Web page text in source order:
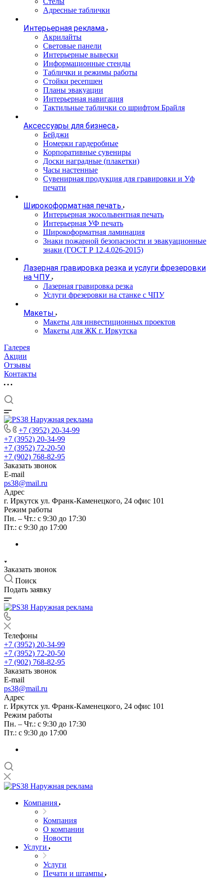
Адресные таблички
Интерьерная реклама
Акрилайты
Световые панели
Интерьерные вывески
Информационные стенды
Таблички и режимы работы
Стойки ресепшен
Планы эвакуации
Интерьерная навигация
Тактильные таблички со шрифтом Брайля
Аксессуары для бизнеса
Бейджи
Номерки гардеробные
Корпоративные сувениры
Доски наградные (плакетки)
Часы настенные
Сувенирная продукция для гравировки и Уф
печати
Широкоформатная печать
Интерьерная экосольвентная печать
Интерьерная УФ печать
Широкоформатная ламинация
Знаки пожарной безопасности и эвакуационные
знаки (ГОСТ Р 12.4.026-2015)
Лазерная гравировка резка и услуги фрезеровки
на ЧПУ
Лазерная гравировка резка
Услуги фрезеровки на станке с ЧПУ
Макеты
Макеты для инвестиционных проектов
Макеты для ЖК г. Иркутска
Галерея
Акции
Отзывы
Контакты
+7 (3952) 20-34-99
+7 (3952) 20-34-99
+7 (3952) 72-20-50
+7 (902) 768-82-95
Заказать звонок
E-mail
ps38@mail.ru
Адрес
г. Иркутск ул. Франк-Каменецкого, 24 офис 101
Режим работы
Пн. – Чт.: с 9:30 до 17:30
Пт.: с 9:30 до 17:00
Заказать звонок
Поиск
Подать заявку
Телефоны
+7 (3952) 20-34-99
+7 (3952) 72-20-50
+7 (902) 768-82-95
Заказать звонок
E-mail
ps38@mail.ru
Адрес
г. Иркутск ул. Франк-Каменецкого, 24 офис 101
Режим работы
Пн. – Чт.: с 9:30 до 17:30
Пт.: с 9:30 до 17:00
Компания
Компания
О компании
Новости
Услуги
Услуги
Печати и штампы